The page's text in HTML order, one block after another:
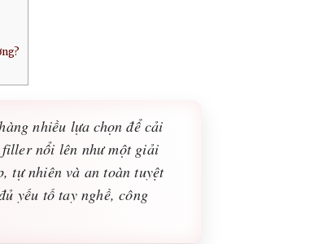
nhiều lựa chọn để cải
filler nổi lên như một giải
tự nhiên và an toàn tuyệt
yếu tố tay nghề, công